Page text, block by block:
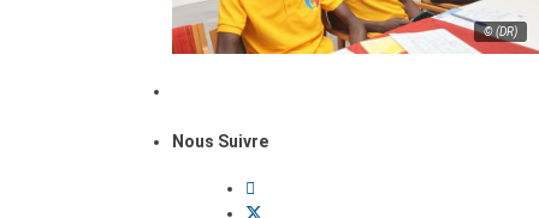
© (DR)
Nous Suivre